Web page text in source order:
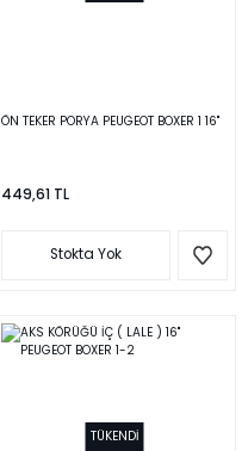
ÖN TEKER PORYA PEUGEOT BOXER 1 16''
449,61 TL
Stokta Yok
TÜKENDİ